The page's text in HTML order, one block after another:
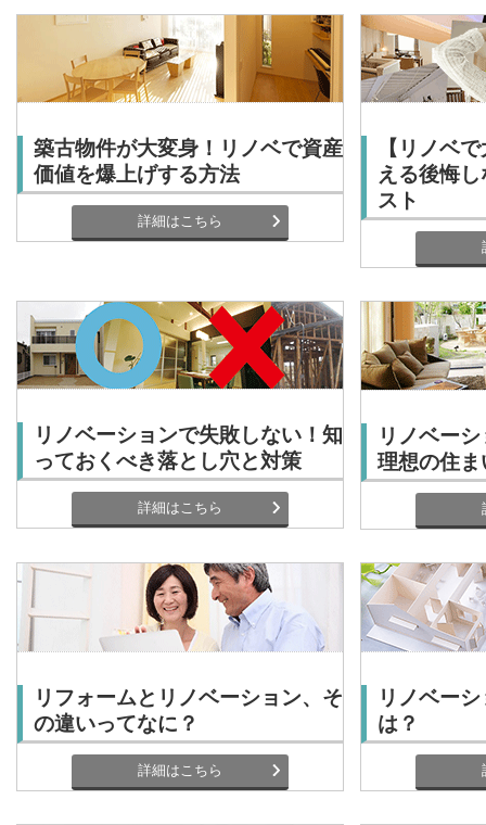
築古物件が大変身！リノベで資産
価値を爆上げする方法
詳細はこちら
【リノベ
える後悔
スト
リノベーションで失敗しない！知
っておくべき落とし穴と対策
詳細はこちら
リノベー
理想の住
リフォームとリノベーション、そ
の違いってなに？
詳細はこちら
リノベー
は？